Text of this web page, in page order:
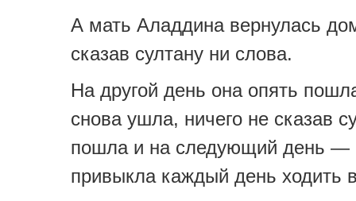
А мать Аладдина вернулась
сказав султану ни слова.
На другой день она опять
снова ушла, ничего не сказав
пошла и на следующий день —
привыкла каждый день ходить